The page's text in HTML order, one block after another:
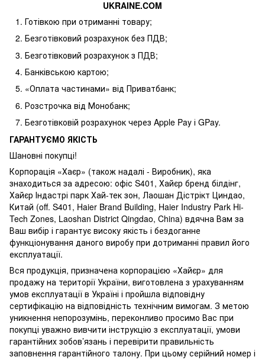
UKRAINE.COM
Готівкою при отриманні товару;
Безготівковий розрахунок без ПДВ;
Безготівковий розрахунок з ПДВ;
Банківською картою;
«Оплата частинами» від Приватбанк;
Розстрочка від Монобанк;
Безготівковій розрахунок через Apple Pay і GPay.
ГАРАНТУЄМО ЯКІСТЬ
Шановні покупці!
Корпорація «Хаєр» (також надалі - Виробник), яка
знаходиться за адресою: офіс S401, Хайєр бренд білдінг,
Хайєр Індастрі парк Хай-тек зон, Лаошан Дістрікт Циндао,
Китай (off. S401, Haier Brand Building, Haier Industry Park Hi-
Tech Zones, Laoshan District Qingdao, China) вдячна Вам за
Ваш вибір і гарантує високу якість і бездоганне
функціонування даного виробу при дотриманні правил його
експлуатації.
Вся продукція, призначена корпорацією «Хайєр» для
продажу на території України, виготовлена з урахуванням
умов експлуатації в Україні і пройшла відповідну
сертифікацію на відповідність технічним вимогам. З метою
уникнення непорозумінь, переконливо просимо Вас при
покупці уважно вивчити інструкцію з експлуатації, умови
гарантійних зобов’язань і перевірити правильність
заповнення гарантійного талону. При цьому серійний номер і